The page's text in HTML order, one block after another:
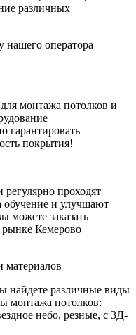
различных
оператора
монтажа потолков и
гарантировать
покрытия!
проходят
обучение и улучшают
можете заказать
рынке Кемерово
материалов
найдете различные виды
монтажа потолков:
небо, резные, с 3Д-